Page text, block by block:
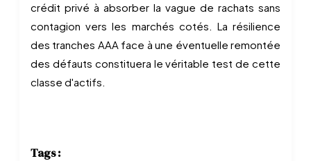
crédit privé à absorber la vague de rachats sans
contagion vers les marchés cotés. La résilience
des tranches AAA face à une éventuelle remontée
des défauts constituera le véritable test de cette
classe d'actifs.
Tags :